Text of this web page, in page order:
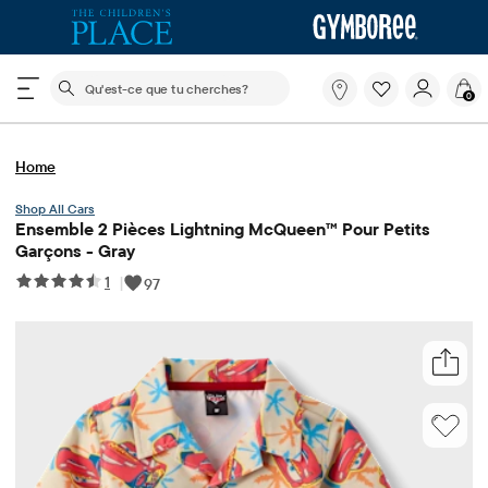
Le champ de recherche ci-dessous filtre les
Qu'est-
que
0
Home
Cars
Ensemble 2 Pièces Lightning McQueen™ Pour Petits
Garçons - Gray
1 | 97